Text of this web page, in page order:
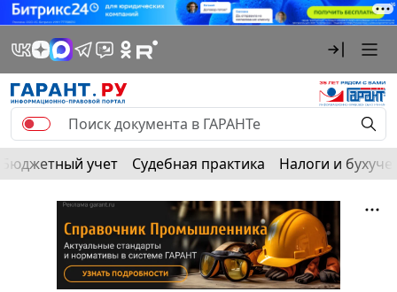
Бюджетный учет Судебная практика Налоги и